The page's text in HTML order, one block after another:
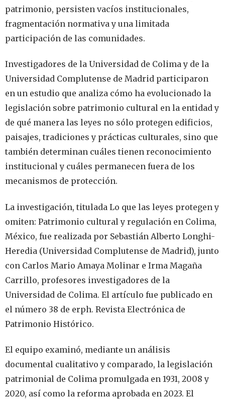
patrimonio, persisten vacíos institucionales,
fragmentación normativa y una limitada
participación de las comunidades.
Investigadores de la Universidad de Colima y de la
Universidad Complutense de Madrid participaron
en un estudio que analiza cómo ha evolucionado la
legislación sobre patrimonio cultural en la entidad y
de qué manera las leyes no sólo protegen edificios,
paisajes, tradiciones y prácticas culturales, sino que
también determinan cuáles tienen reconocimiento
institucional y cuáles permanecen fuera de los
mecanismos de protección.
La investigación, titulada Lo que las leyes protegen y
omiten: Patrimonio cultural y regulación en Colima,
México, fue realizada por Sebastián Alberto Longhi-
Heredia (Universidad Complutense de Madrid), junto
con Carlos Mario Amaya Molinar e Irma Magaña
Carrillo, profesores investigadores de la
Universidad de Colima. El artículo fue publicado en
el número 38 de erph. Revista Electrónica de
Patrimonio Histórico.
El equipo examinó, mediante un análisis
documental cualitativo y comparado, la legislación
patrimonial de Colima promulgada en 1931, 2008 y
2020, así como la reforma aprobada en 2023. El